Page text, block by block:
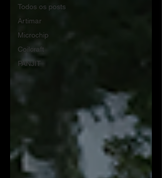
Todos os posts
Artimar
Microchip
Coilcraft
PANJIT